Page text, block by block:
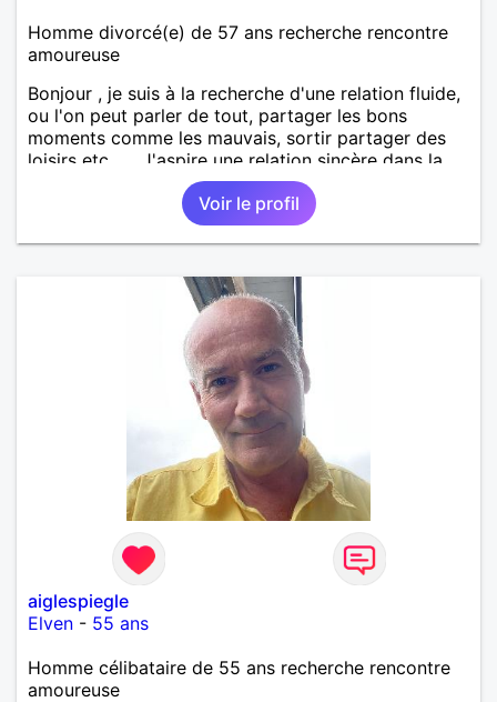
Homme divorcé(e) de 57 ans recherche rencontre
amoureuse
Bonjour , je suis à la recherche d'une relation fluide,
ou l'on peut parler de tout, partager les bons
moments comme les mauvais, sortir partager des
loisirs etc.... . J'aspire une relation sincère dans la
Voir le profil
aiglespiegle
Elven - 55 ans
Homme célibataire de 55 ans recherche rencontre
amoureuse